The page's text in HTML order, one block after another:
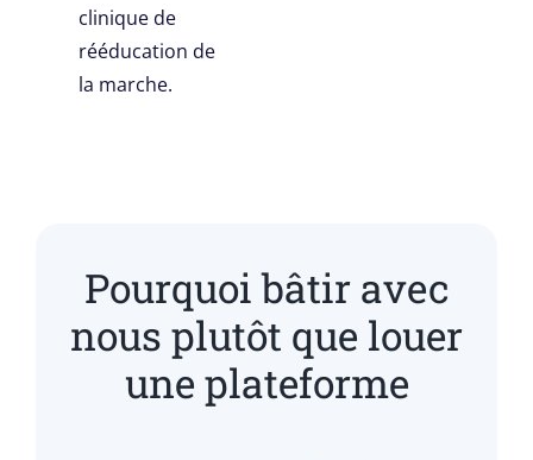
clinique de
rééducation de
la marche.
Pourquoi bâtir avec
nous plutôt que louer
une plateforme